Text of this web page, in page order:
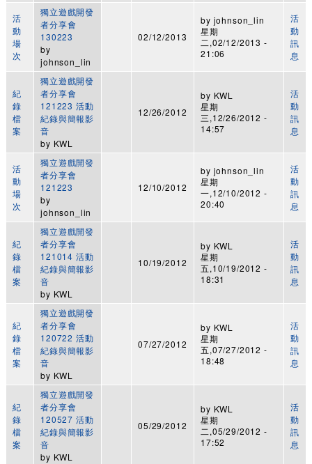
活
動
場
次
獨立遊戲開發
者分享會
130223
by
johnson_lin
02/12/2013
by johnson_lin
星期
二,02/12/2013 -
21:06
活
動
訊
息
紀
錄
檔
案
獨立遊戲開發
者分享會
121223 活動
紀錄與簡報影
音
by KWL
12/26/2012
by KWL
星期
三,12/26/2012 -
14:57
活
動
訊
息
活
動
場
次
獨立遊戲開發
者分享會
121223
by
johnson_lin
12/10/2012
by johnson_lin
星期
一,12/10/2012 -
20:40
活
動
訊
息
紀
錄
檔
案
獨立遊戲開發
者分享會
121014 活動
紀錄與簡報影
音
by KWL
10/19/2012
by KWL
星期
五,10/19/2012 -
18:31
活
動
訊
息
紀
錄
檔
案
獨立遊戲開發
者分享會
120722 活動
紀錄與簡報影
音
by KWL
07/27/2012
by KWL
星期
五,07/27/2012 -
18:48
活
動
訊
息
紀
錄
檔
案
獨立遊戲開發
者分享會
120527 活動
紀錄與簡報影
音
by KWL
05/29/2012
by KWL
星期
二,05/29/2012 -
17:52
活
動
訊
息